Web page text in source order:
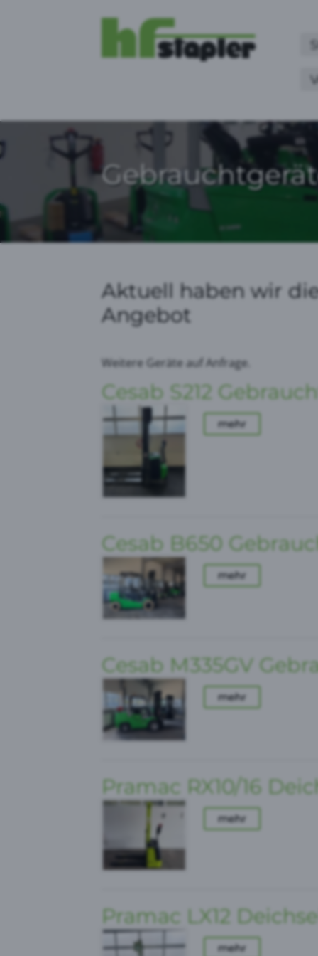
Aktuell haben wir
Angebot
Weitere Geräte auf Anfrage.
Cesab S212
mehr
Cesab B650
mehr
Cesab M335GV
mehr
Pramac RX10/16
mehr
Pramac LX12
mehr